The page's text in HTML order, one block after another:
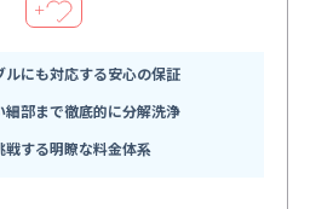
＋
ルにも対応する安心の保証
細部まで徹底的に分解洗浄
戦する明瞭な料金体系